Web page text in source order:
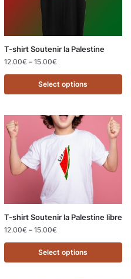
T-shirt Soutenir la Palestine
12.00€ – 15.00€
Select options
T-shirt Soutenir la Palestine libre
12.00€ – 15.00€
Select options